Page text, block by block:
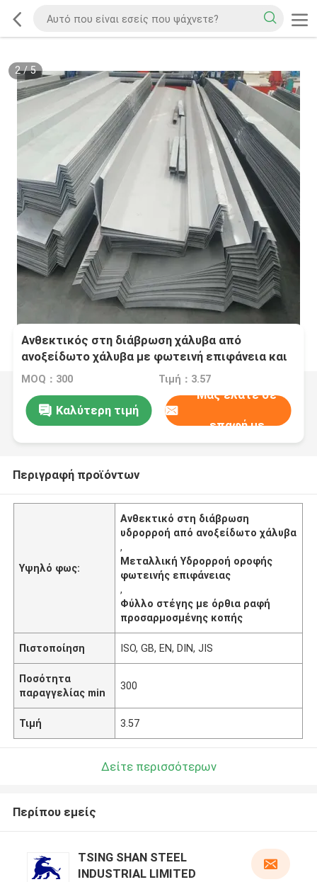
2/5
Ανθεκτικός στη διάβρωση χάλυβα από
ανοξείδωτο χάλυβα με φωτεινή επιφάνεια και
προσαρμοσμένη κοπή για στέρεες στέγες
MOQ：300 Τιμή：3.57
Καλύτερη τιμή
Μας ελάτε σε
επαφή με
Περιγραφή προϊόντων
Υψηλό φως:
Ανθεκτικό στη διάβρωση
υδρορροή από ανοξείδωτο χάλυβα
,
Μεταλλική Υδρορροή οροφής
φωτεινής επιφάνειας
,
Φύλλο στέγης με όρθια ραφή
προσαρμοσμένης κοπής
Πιστοποίηση ISO, GB, EN, DIN, JIS
Ποσότητα
παραγγελίας min
300
Τιμή 3.57
Δείτε περισσότερων
Περίπου εμείς
TSING SHAN STEEL
INDUSTRIAL LIMITED